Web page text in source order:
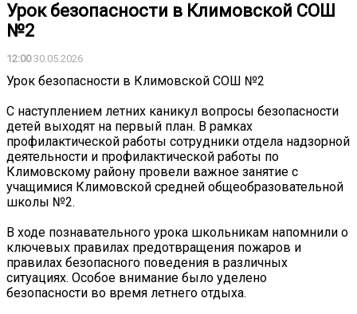
Урок безопасности в Климовской СОШ
№2
12:0030.05.2026
Урок безопасности в Климовской СОШ №2
С наступлением летних каникул вопросы безопасности
детей выходят на первый план. В рамках
профилактической работы сотрудники отдела надзорной
деятельности и профилактической работы по
Климовскому району провели важное занятие с
учащимися Климовской средней общеобразовательной
школы №2.
В ходе познавательного урока школьникам напомнили о
ключевых правилах предотвращения пожаров и
правилах безопасного поведения в различных
ситуациях. Особое внимание было уделено
безопасности во время летнего отдыха.